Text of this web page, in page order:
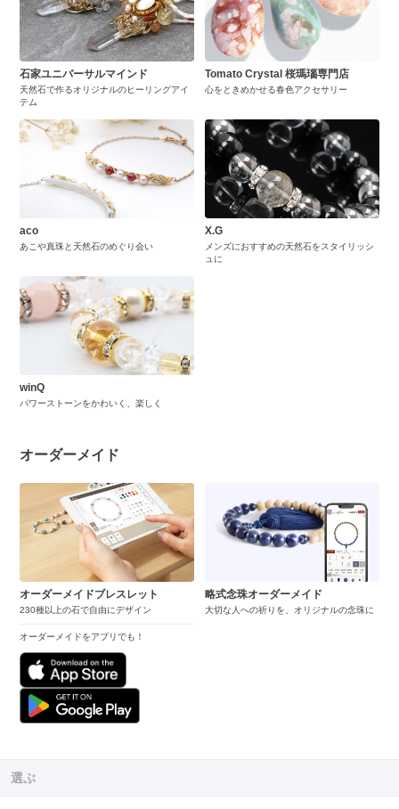
石家ユニバーサルマインド
天然石で作るオリジナルのヒーリングアイ
テム
Tomato Crystal 桜瑪瑙専門店
心をときめかせる春色アクセサリー
aco
あこや真珠と天然石のめぐり会い
X.G
メンズにおすすめの天然石をスタイリッシ
ュに
winQ
パワーストーンをかわいく、楽しく
オーダーメイド
オーダーメイドブレスレット
230種以上の石で自由にデザイン
オーダーメイドをアプリでも！
略式念珠オーダーメイド
大切な人への祈りを、オリジナルの念珠に
選ぶ